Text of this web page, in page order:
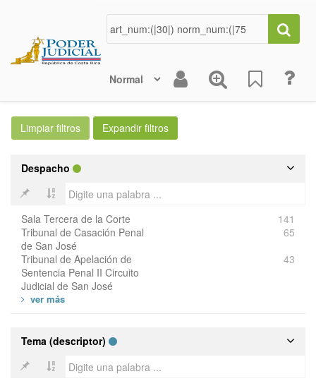
Despacho
Sala Tercera de la Corte
141
Tribunal de Casación Penal
de San José
65
Tribunal de Apelación de
Sentencia Penal II Circuito
Judicial de San José
43
Tema (descriptor)